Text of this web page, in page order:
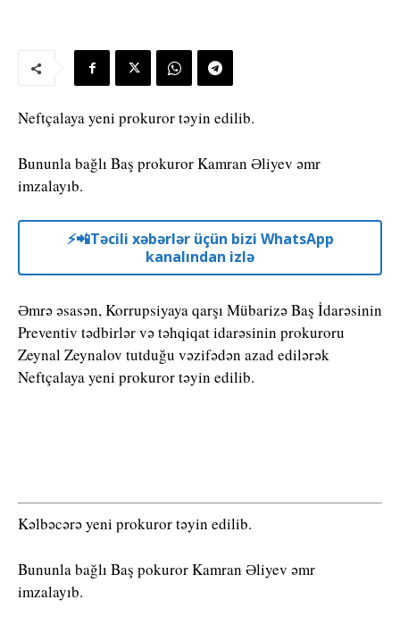
Neftçalaya yeni prokuror təyin edilib.
Bununla bağlı Baş prokuror Kamran Əliyev əmr
imzalayıb.
⚡️📲Təcili xəbərlər üçün bizi WhatsApp
kanalından izlə
Əmrə əsasən, Korrupsiyaya qarşı Mübarizə Baş İdarəsinin
Preventiv tədbirlər və təhqiqat idarəsinin prokuroru
Zeynal Zeynalov tutduğu vəzifədən azad edilərək
Neftçalaya yeni prokuror təyin edilib.
Kəlbəcərə yeni prokuror təyin edilib.
Bununla bağlı Baş pokuror Kamran Əliyev əmr
imzalayıb.